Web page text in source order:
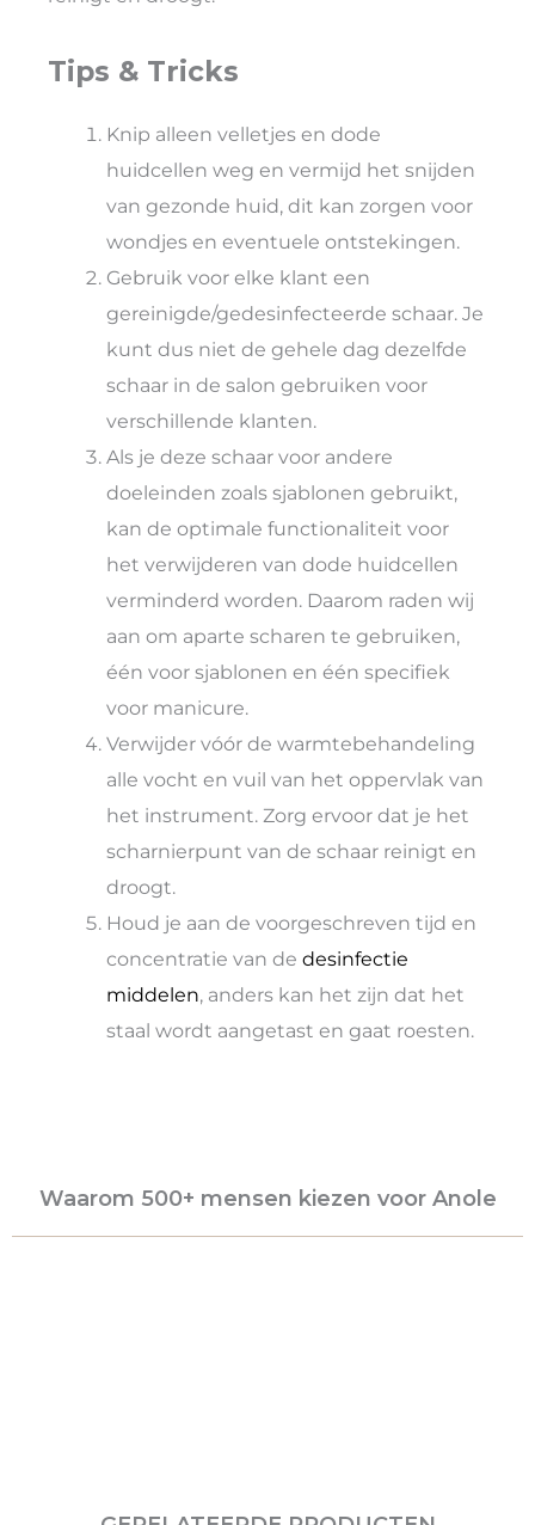
Tips & Tricks
Knip alleen velletjes en dode
huidcellen weg en vermijd het snijden
van gezonde huid, dit kan zorgen voor
wondjes en eventuele ontstekingen.
Gebruik voor elke klant een
gereinigde/gedesinfecteerde schaar. Je
kunt dus niet de gehele dag dezelfde
schaar in de salon gebruiken voor
verschillende klanten.
Als je deze schaar voor andere
doeleinden zoals sjablonen gebruikt,
kan de optimale functionaliteit voor
het verwijderen van dode huidcellen
verminderd worden. Daarom raden wij
aan om aparte scharen te gebruiken,
één voor sjablonen en één specifiek
voor manicure.
Verwijder vóór de warmtebehandeling
alle vocht en vuil van het oppervlak van
het instrument. Zorg ervoor dat je het
scharnierpunt van de schaar reinigt en
droogt.
Houd je aan de voorgeschreven tijd en
concentratie van dedesinfectie
middelen, anders kan het zijn dat het
staal wordt aangetast en gaat roesten.
Waarom 500+ mensen kiezen voor Anole